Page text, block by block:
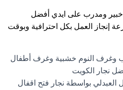
ومدرب على ايدي أفضل
إنجاز العمل بكل احترافية وبوقت
وغرف النوم خشبية وغرف أطفال
نجار الكويت
العبدلي بواسطة نجار فتح اقفال